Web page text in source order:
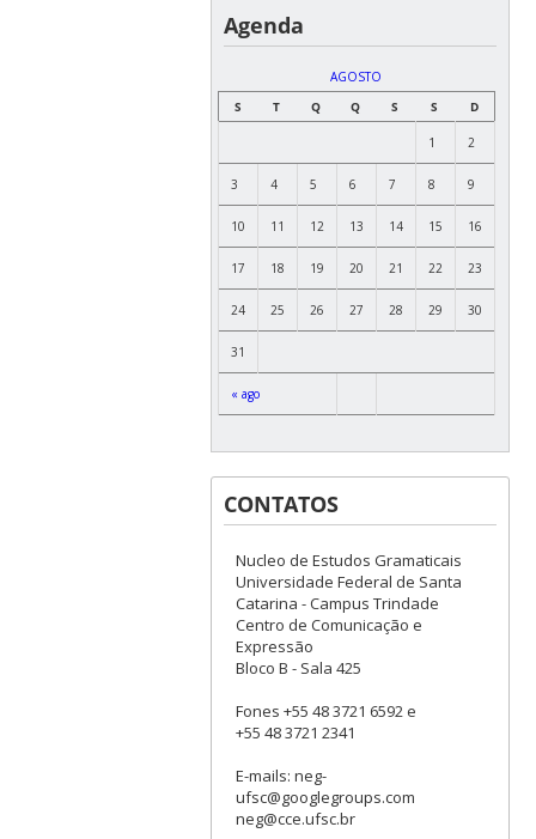
Agenda
AGOSTO
S
T Q Q S S D
« ago
1 2
3 4 5 6 7 8 9
10 11 12 13 14 15 16
17 18 19 20 21 22 23
24 25 26 27 28 29 30
31
CONTATOS
Nucleo de Estudos Gramaticais
Universidade Federal de Santa
Catarina - Campus Trindade
Centro de Comunicação e
Expressão
Bloco B - Sala 425
Fones +55 48 3721 6592 e
+55 48 3721 2341
E-mails: neg-
ufsc@googlegroups.com
neg@cce.ufsc.br